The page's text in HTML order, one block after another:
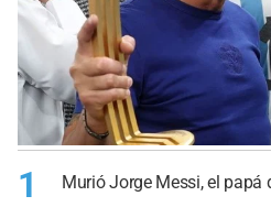
1 Murió Jorge Messi, el papá